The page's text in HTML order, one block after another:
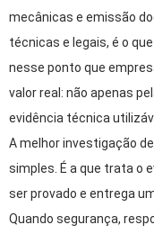
mecânicas e emissão
técnicas e legais, é o
nesse ponto que
valor real: não apenas
evidência técnica
A melhor investigação
simples. É a que trata o
ser provado e entrega
Quando segurança,